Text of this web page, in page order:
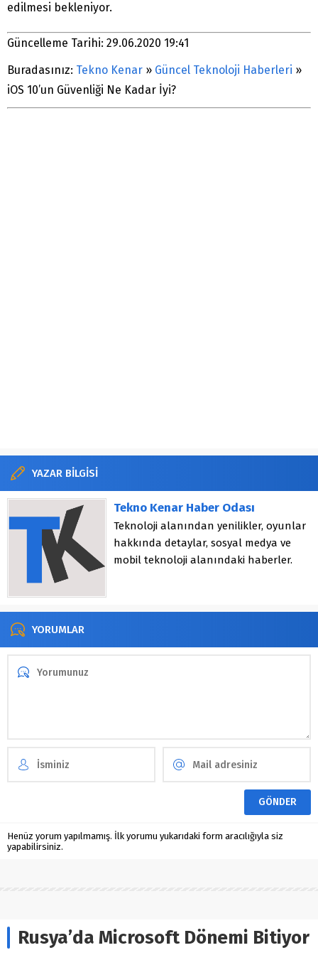
edilmesi bekleniyor.
Güncelleme Tarihi: 29.06.2020 19:41
Buradasınız: Tekno Kenar » Güncel Teknoloji Haberleri »
iOS 10’un Güvenliği Ne Kadar İyi?
YAZAR BİLGİSİ
Tekno Kenar Haber Odası
Teknoloji alanından yenilikler, oyunlar
hakkında detaylar, sosyal medya ve
mobil teknoloji alanındaki haberler.
YORUMLAR
Henüz yorum yapılmamış. İlk yorumu yukarıdaki form aracılığıyla siz
yapabilirsiniz.
Rusya’da Microsoft Dönemi Bitiyor